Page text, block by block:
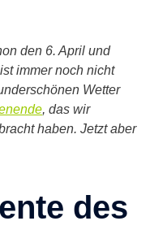
den 6. April und
immer noch nicht
Wetter
, das wir
haben. Jetzt aber
des